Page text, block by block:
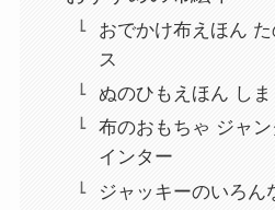
おでかけ布えほん
ス
ぬのひもえほん し
布のおもちゃ ジャン
インター
ジャッキーのいろん